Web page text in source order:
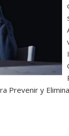
Prevenir y